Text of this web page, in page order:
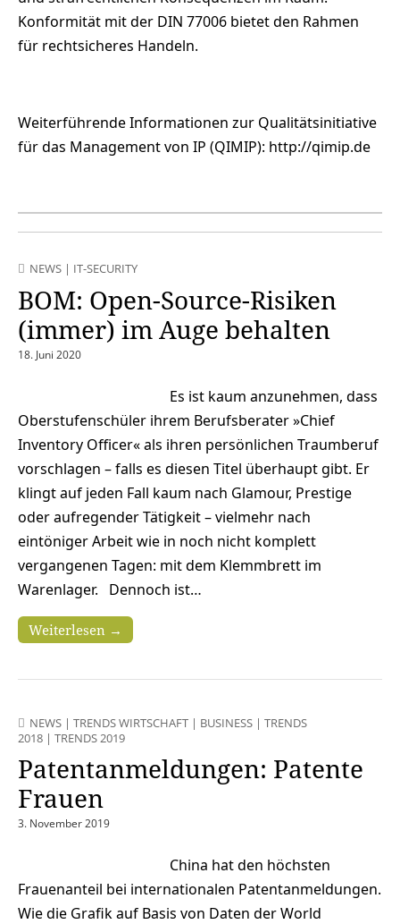
Konformität mit der DIN 77006 bietet den Rahmen
für rechtsicheres Handeln.
Weiterführende Informationen zur Qualitätsinitiative
für das Management von IP (QIMIP): http://qimip.de
NEWS | IT-SECURITY
BOM: Open-Source-Risiken
(immer) im Auge behalten
18. Juni 2020
Es ist kaum anzunehmen, dass
Oberstufenschüler ihrem Berufsberater »Chief
Inventory Officer« als ihren persönlichen Traumberuf
vorschlagen – falls es diesen Titel überhaupt gibt. Er
klingt auf jeden Fall kaum nach Glamour, Prestige
oder aufregender Tätigkeit – vielmehr nach
eintöniger Arbeit wie in noch nicht komplett
vergangenen Tagen: mit dem Klemmbrett im
Warenlager. Dennoch ist…
Weiterlesen →
NEWS | TRENDS WIRTSCHAFT | BUSINESS | TRENDS
2018 | TRENDS 2019
Patentanmeldungen: Patente
Frauen
3. November 2019
China hat den höchsten
Frauenanteil bei internationalen Patentanmeldungen.
Wie die Grafik auf Basis von Daten der World